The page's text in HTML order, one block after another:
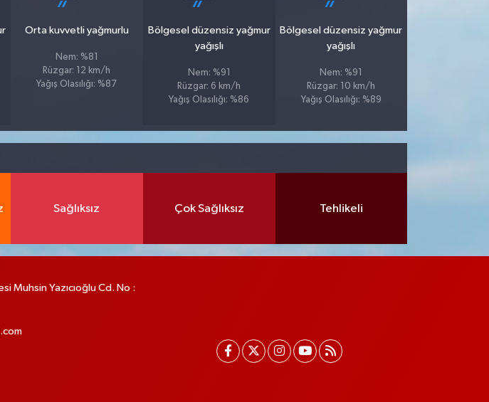
Orta kuvvetli yağmurlu
Nem: %81
Rüzgar: 12 km/h
Yağış Olasılığı: %87
Bölgesel düzensiz yağmur
yağışlı
Nem: %91
Rüzgar: 6 km/h
Yağış Olasılığı: %86
Bölgesel düzensiz yağmur
yağışlı
Nem: %91
Rüzgar: 10 km/h
Yağış Olasılığı: %89
Sağlıksız Çok Sağlıksız Tehlikeli
Muhsin Yazıcıoğlu Cd. No :